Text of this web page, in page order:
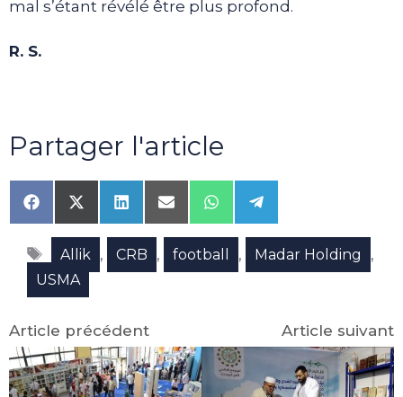
mal s’étant révélé être plus profond.
R. S.
Partager l'article
Share
on
Facebook
Share
on
X
(Twitter)
Share
on
LinkedIn
Share
on
Email
Share
on
WhatsApp
Share
on
Telegram
Étiquettes
Allik , CRB , football , Madar Holding ,
USMA
Article précédent Article suivant